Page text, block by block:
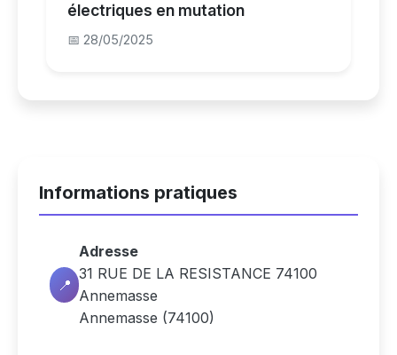
électriques en mutation
📅 28/05/2025
Informations pratiques
📍
Adresse
31 RUE DE LA RESISTANCE 74100
Annemasse
Annemasse (74100)